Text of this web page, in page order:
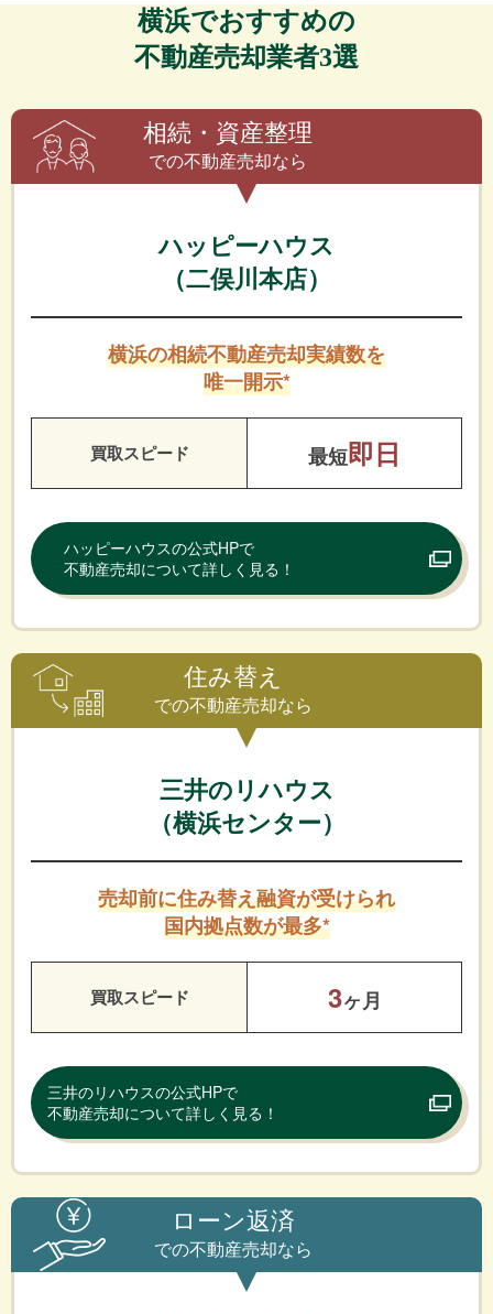
横浜でおすすめの
不動産売却業者3選
相続・資産整理
での不動産売却なら
ハッピーハウス
（二俣川本店）
横浜の相続不動産売却実績数を
唯一開示*
買取スピード 最短即日
ハッピーハウスの公式HPで
不動産売却について詳しく見る！
住み替え
での不動産売却なら
三井のリハウス
（横浜センター）
売却前に住み替え融資が受けられ
国内拠点数が最多*
買取スピード 3ヶ月
三井のリハウスの公式HPで
不動産売却について詳しく見る！
ローン返済
での不動産売却なら